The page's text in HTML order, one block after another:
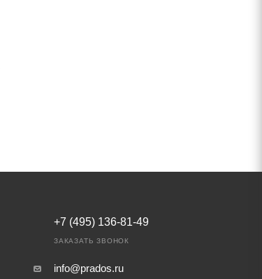
+7 (495) 136-81-49
ЗАКАЗАТЬ ЗВОНОК
info@prados.ru